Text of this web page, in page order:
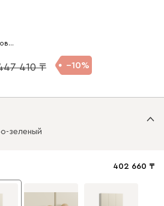
410 10
зеленый
402 660